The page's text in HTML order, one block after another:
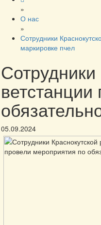
»
О нас
»
Сотрудники
маркировке пчел
05.09.2024